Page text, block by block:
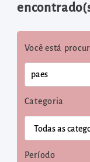
diretamente
o
menu
principal
Acessar
diretamente
à
área
para
Você está
Categoria
Período